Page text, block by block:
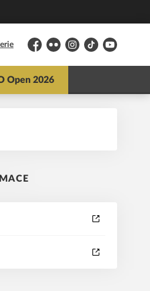
Facebook
FlickrInstagram
TikTokYouTube
Open 2026